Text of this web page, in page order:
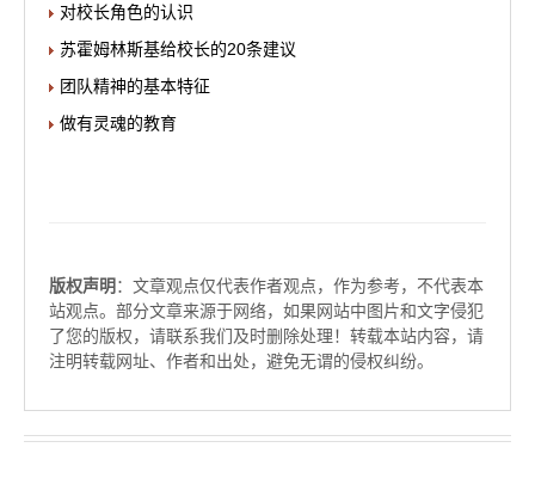
对校长角色的认识
苏霍姆林斯基给校长的20条建议
团队精神的基本特征
做有灵魂的教育
版权声明 ：文章观点仅代表作者观点，作为参考，不代表本
站观点。部分文章来源于网络，如果网站中图片和文字侵犯
了您的版权，请联系我们及时删除处理！转载本站内容，请
注明转载网址、作者和出处，避免无谓的侵权纠纷。